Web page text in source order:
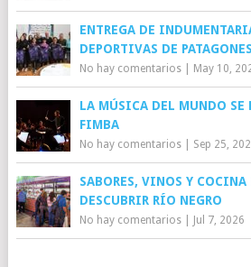
ENTREGA DE
DEPORTIVAS DE PATAGONES
No hay comentarios| May 10,
LA MÚSICA DEL MUNDO SE
FIMBA
No hay comentarios| Sep 25,
SABORES, VINOS Y COCINA
DESCUBRIR RÍO NEGRO
No hay comentarios| Jul 7, 2026